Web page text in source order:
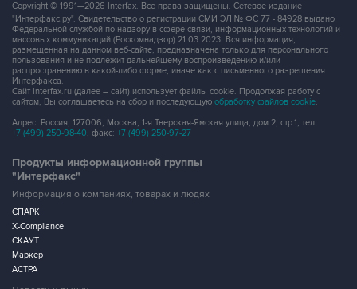
Copyright © 1991—2026 Interfax. Все права защищены. Сетевое издание
"Интерфакс.ру". Свидетельство о регистрации СМИ ЭЛ № ФС 77 - 84928 выдано
Федеральной службой по надзору в сфере связи, информационных технологий и
массовых коммуникаций (Роскомнадзор) 21.03.2023. Вся информация,
размещенная на данном веб-сайте, предназначена только для персонального
пользования и не подлежит дальнейшему воспроизведению и/или
распространению в какой-либо форме, иначе как с письменного разрешения
Интерфакса.
Сайт Interfax.ru (далее – сайт) использует файлы cookie. Продолжая работу с
сайтом, Вы соглашаетесь на сбор и последующую обработку файлов cookie.
Адрес: Россия, 127006, Москва, 1-я Тверская-Ямская улица, дом 2, стр.1, тел.:
+7 (499) 250-98-40, факс: +7 (499) 250-97-27
Продукты информационной группы
"Интерфакс"
Информация о компаниях, товарах и людях
СПАРК
X-Compliance
СКАУТ
Маркер
АСТРА